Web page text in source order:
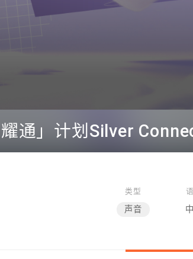
通」计划Silver
类型
声音